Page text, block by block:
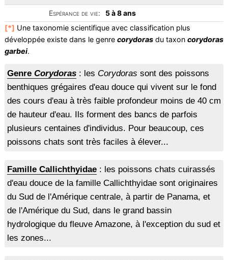
Espérance de vie:
5 à 8 ans
[*] Une taxonomie scientifique avec classification plus
développée existe dans le genre corydorasdu taxon corydoras
garbei.
Genre Corydoras: les Corydoras sont des poissons
benthiques grégaires d'eau douce qui vivent sur le fond
des cours d'eau à très faible profondeur moins de 40 cm
de hauteur d'eau. Ils forment des bancs de parfois
plusieurs centaines d'individus. Pour beaucoup, ces
poissons chats sont très faciles à élever...
Famille Callichthyidae: les poissons chats cuirassés
d'eau douce de la famille Callichthyidae sont originaires
du Sud de l'Amérique centrale, à partir de Panama, et
de l'Amérique du Sud, dans le grand bassin
hydrologique du fleuve Amazone, à l'exception du sud et
les zones...